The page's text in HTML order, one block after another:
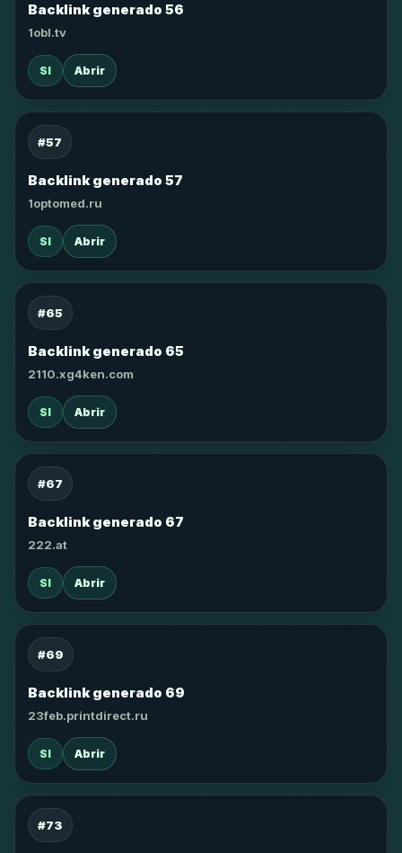
Backlink generado 56
1obl.tv
SI Abrir
#57
Backlink generado 57
1optomed.ru
SI Abrir
#65
Backlink generado 65
2110.xg4ken.com
SI Abrir
#67
Backlink generado 67
222.at
SI Abrir
#69
Backlink generado 69
23feb.printdirect.ru
SI Abrir
#73